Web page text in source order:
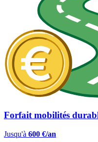
Forfait mobilités
Jusqu'à 600 €/an